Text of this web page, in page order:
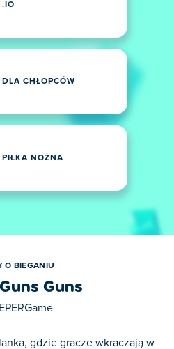
.IO
DLA CHŁOPCÓW
PIŁKA NOŻNA
O BIEGANIU
Guns
gdzie gracze wkraczają w